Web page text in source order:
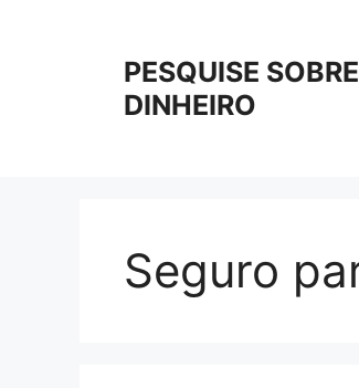
PESQUISE SOBRE
DINHEIRO
Seguro